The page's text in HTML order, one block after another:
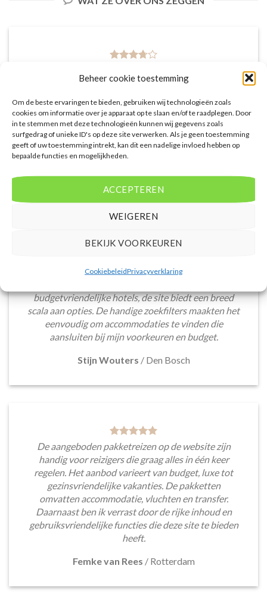
Beheer cookie toestemming
Om de beste ervaringen te bieden, gebruiken wij technologieën zoals
cookies om informatie over je apparaat op te slaan en/of te raadplegen. Door
in te stemmen met deze technologieën kunnen wij gegevens zoals
surfgedrag of unieke ID's op deze site verwerken. Als je geen toestemming
geeft of uw toestemming intrekt, kan dit een nadelige invloed hebben op
bepaalde functies en mogelijkheden.
ACCEPTEREN
WEIGEREN
BEKIJK VOORKEUREN
CookiebeleidPrivacyverklaring
accommodaties met verschillende filters zoals
time prijsinformatie en de mogelijkheid om direct op
de site te boeken. Daarnaast waardeer ik de
informatieve blogsectie, lokale tips en
aanbevelingen voor bezienswaardigheden en
activiteiten.
Saar van Lingen/Utrecht
Het aanbod van accommodaties op vakantieall-
budgetvriendelijke hotels, de site biedt een breed
scala aan opties. De handige zoekfilters maakten het
eenvoudig om accommodaties te vinden die
aansluiten bij mijn voorkeuren en budget.
Stijn Wouters / Den Bosch
De aangeboden pakketreizen op de website zijn
handig voor reizigers die graag alles in één keer
regelen. Het aanbod varieert van budget, luxe tot
gezinsvriendelijke vakanties. De pakketten
omvatten accommodatie, vluchten en transfer.
Daarnaast ben ik verrast door de rijke inhoud en
gebruiksvriendelijke functies die deze site te bieden
heeft.
Femke van Rees / Rotterdam